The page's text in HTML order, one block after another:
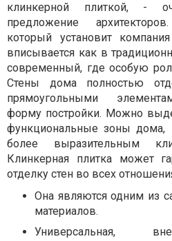
клинкерной плиткой, -
предложение
который установит
вписывается как в
современный, где особую
Стены дома полностью
прямоугольными
форму постройки. Можно
функциональные зоны дома,
более выразительным
Клинкерная плитка может
отделку стен во всех
Она являются одним из
материалов.
Универсальная,